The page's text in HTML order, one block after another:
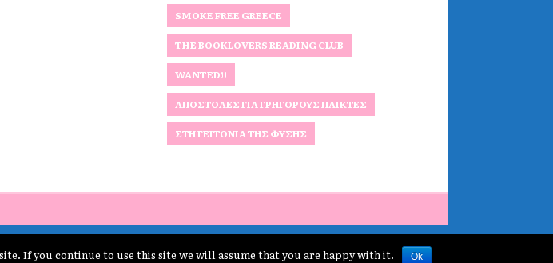
SMOKE FREE GREECE
THE BOOKLOVERS READING CLUB
WANTED!!
ΑΠΟΣΤΟΛΈΣ ΓΙΑ ΓΡΉΓΟΡΟΥΣ ΠΑΊΚΤΕΣ
ΣΤΗ ΓΕΙΤΟΝΙΆ ΤΗΣ ΦΎΣΗΣ
If you continue to use this site we will assume that you are happy with it. Ok